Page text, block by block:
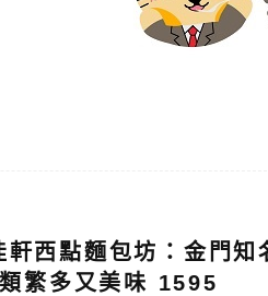
軒西點麵包坊：金門知
類繁多又美味 1595